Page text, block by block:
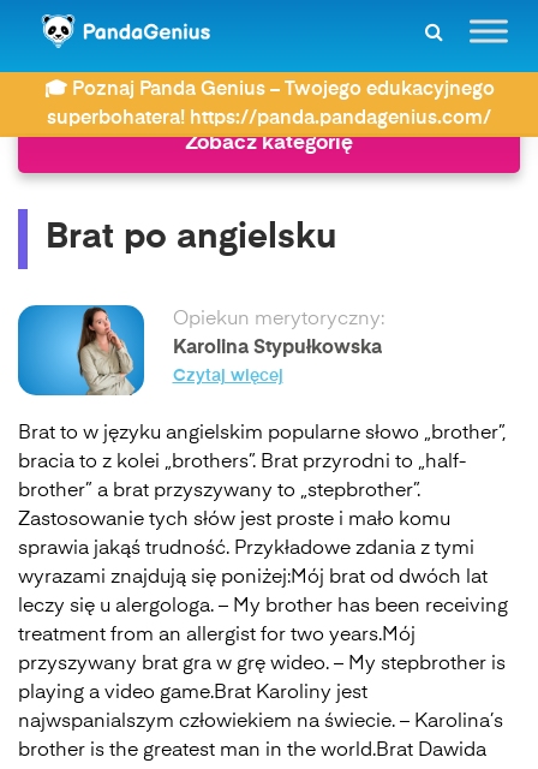
🎓 Poznaj Panda Genius – Twojego edukacyjnego
superbohatera! https://panda.pandagenius.com/
ZDAY Język angielski Brat po angielsku
Zobacz kategorię
Brat po angielsku
Opiekun merytoryczny:
Karolina Stypułkowska
Czytaj więcej
Brat to w języku angielskim popularne słowo „brother”,
bracia to z kolei „brothers”. Brat przyrodni to „half-
brother” a brat przyszywany to „stepbrother”.
Zastosowanie tych słów jest proste i mało komu
sprawia jakąś trudność. Przykładowe zdania z tymi
wyrazami znajdują się poniżej:Mój brat od dwóch lat
leczy się u alergologa. – My brother has been receiving
treatment from an allergist for two years.Mój
przyszywany brat gra w grę wideo. – My stepbrother is
playing a video game.Brat Karoliny jest
najwspanialszym człowiekiem na świecie. – Karolina’s
brother is the greatest man in the world.Brat Dawida